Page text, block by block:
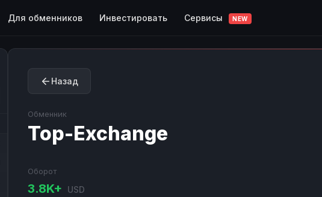
Для обменников Инвестировать Сервисы NEW
Назад
Обменник
Top-Exchange
Оборот
3.8K+ USD